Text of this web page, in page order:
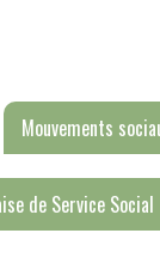
Mouvements
de Service Social